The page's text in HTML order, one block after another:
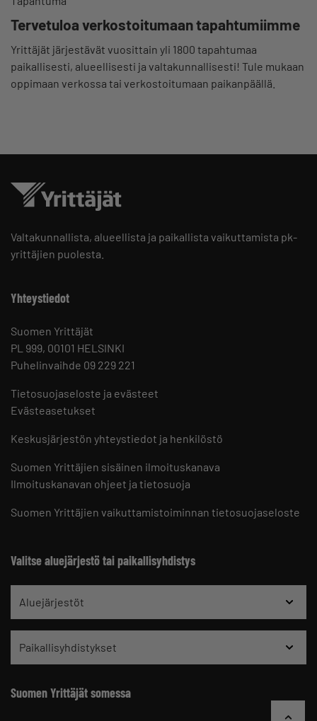
Tervetuloa verkostoitumaan tapahtumiimme
Yrittäjät järjestävät vuosittain yli 1800 tapahtumaa
paikallisesti, alueellisesti ja valtakunnallisesti! Tule mukaan
oppimaan verkossa tai verkostoitumaan paikanpäällä.
Valtakunnallista, alueellista ja paikallista vaikuttamista pk-
yrittäjien puolesta.
Yhteystiedot
Suomen Yrittäjät
PL 999, 00101 HELSINKI
Puhelinvaihde 09 229 221
Tietosuojaseloste ja evästeet
Evästeasetukset
Keskusjärjestön yhteystiedot ja henkilöstö
Suomen Yrittäjien sisäinen ilmoituskanava
Ilmoituskanavan ohjeet ja tietosuoja
Suomen Yrittäjien vaikuttamistoiminnan tietosuojaseloste
Valitse aluejärjestö tai paikallisyhdistys
Aluejärjestöt
Paikallisyhdistykset
Suomen Yrittäjät somessa